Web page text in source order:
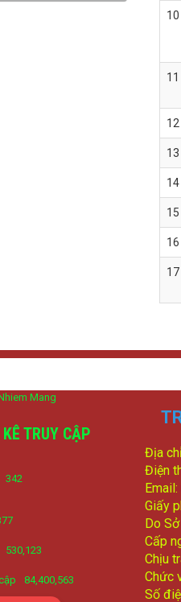
10
11
12
13
14
15
16
17
TRUY CẬP
342
530,123
84,400,563
Địa
Điện
Email:
Giấy
Do
Cấp
Chịu
Chức
Số